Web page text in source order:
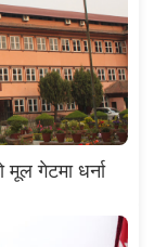
मूल गेटमा धर्ना